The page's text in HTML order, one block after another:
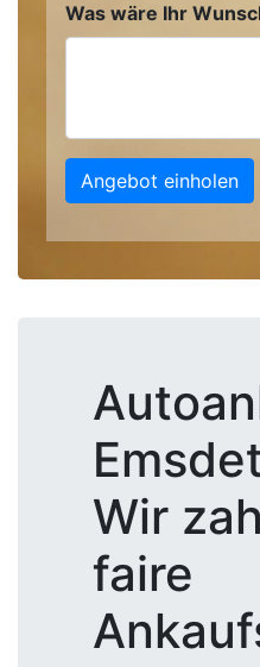
Was wäre Ihr
Angebot einholen
Wir
faire